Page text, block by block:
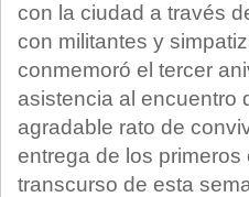
con la ciudad a través
con militantes y
conmemoró el tercer
asistencia al encuentro
agradable rato de
entrega de los
transcurso de esta